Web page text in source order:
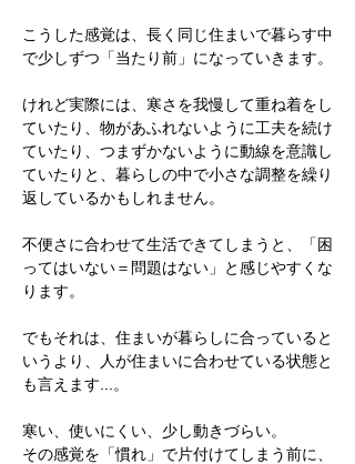
こうした感覚は、長く同じ住まいで暮らす中
で少しずつ「当たり前」になっていきます。
けれど実際には、寒さを我慢して重ね着をし
ていたり、物があふれないように工夫を続け
ていたり、つまずかないように動線を意識し
ていたりと、暮らしの中で小さな調整を繰り
返しているかもしれません。
不便さに合わせて生活できてしまうと、「困
ってはいない＝問題はない」と感じやすくな
ります。
でもそれは、住まいが暮らしに合っていると
いうより、人が住まいに合わせている状態と
も言えます...。
寒い、使いにくい、少し動きづらい。
その感覚を「慣れ」で片付けてしまう前に、